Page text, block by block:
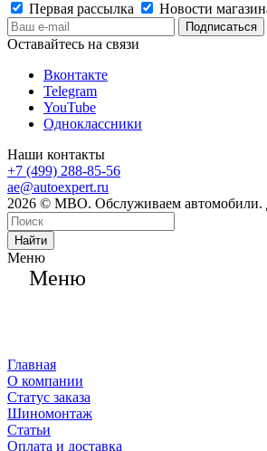
Первая рассылка
Новости
Оставайтесь на связи
Вконтакте
Telegram
YouTube
Одноклассники
Наши контакты
+7 (499) 288-85-56
ae@autoexpert.ru
2026 © МВО. Обслуживаем автомобили.
Найти
Меню
Меню
Главная
О компании
Статус заказа
Шиномонтаж
Статьи
Оплата и доставка